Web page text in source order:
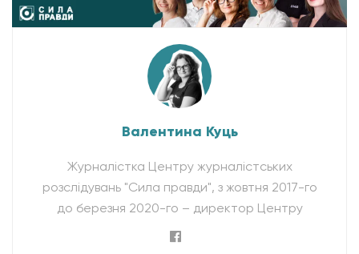
Валентина Куць
Журналістка Центру журналістських
розслідувань "Сила правди", з жовтня 2017-го
до березня 2020-го – директор Центру